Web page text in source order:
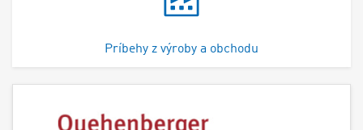
Príbehy z výroby a obchodu